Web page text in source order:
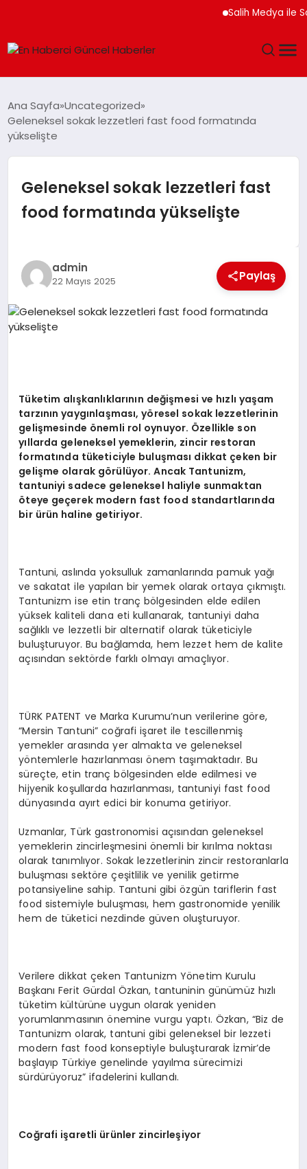
Salih Medya ile
SPOR
DÜNYA
EKONOMI
Ana Sayfa Uncategorized
Geleneksel sokak lezzetleri fast food formatında
yükselişte
Geleneksel sokak lezzetleri fast
food formatında yükselişte
admin
22 Mayıs 2025 Paylaş
Tüketim alışkanlıklarının değişmesi ve hızlı yaşam
tarzının yaygınlaşması, yöresel sokak lezzetlerinin
gelişmesinde önemli rol oynuyor. Özellikle son
yıllarda geleneksel yemeklerin, zincir restoran
formatında tüketiciyle buluşması dikkat çeken bir
gelişme olarak görülüyor. Ancak Tantunizm,
tantuniyi sadece geleneksel haliyle sunmaktan
öteye geçerek modern fast food standartlarında
bir ürün haline getiriyor.
Tantuni, aslında yoksulluk zamanlarında pamuk yağı
ve sakatat ile yapılan bir yemek olarak ortaya çıkmıştı.
Tantunizm ise etin tranç bölgesinden elde edilen
yüksek kaliteli dana eti kullanarak, tantuniyi daha
sağlıklı ve lezzetli bir alternatif olarak tüketiciyle
buluşturuyor. Bu bağlamda, hem lezzet hem de kalite
açısından sektörde farklı olmayı amaçlıyor.
TÜRK PATENT ve Marka Kurumu’nun verilerine göre,
“Mersin Tantuni” coğrafi işaret ile tescillenmiş
yemekler arasında yer almakta ve geleneksel
yöntemlerle hazırlanması önem taşımaktadır. Bu
süreçte, etin tranç bölgesinden elde edilmesi ve
hijyenik koşullarda hazırlanması, tantuniyi fast food
dünyasında ayırt edici bir konuma getiriyor.
Uzmanlar, Türk gastronomisi açısından geleneksel
yemeklerin zincirleşmesini önemli bir kırılma noktası
olarak tanımlıyor. Sokak lezzetlerinin zincir restoranlarla
buluşması sektöre çeşitlilik ve yenilik getirme
potansiyeline sahip. Tantuni gibi özgün tariflerin fast
food sistemiyle buluşması, hem gastronomide yenilik
hem de tüketici nezdinde güven oluşturuyor.
Verilere dikkat çeken Tantunizm Yönetim Kurulu
Başkanı Ferit Gürdal Özkan, tantuninin günümüz hızlı
tüketim kültürüne uygun olarak yeniden
yorumlanmasının önemine vurgu yaptı. Özkan, “Biz de
Tantunizm olarak, tantuni gibi geleneksel bir lezzeti
modern fast food konseptiyle buluşturarak İzmir’de
başlayıp Türkiye genelinde yayılma sürecimizi
sürdürüyoruz” ifadelerini kullandı.
Coğrafi işaretli ürünler zincirleşiyor